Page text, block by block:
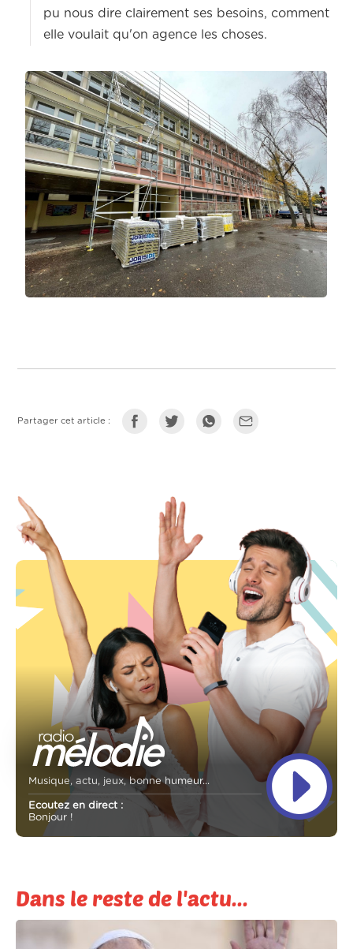
pu nous dire clairement ses besoins, comment
elle voulait qu'on agence les choses.
Partager cet article :
Musique, actu, jeux, bonne humeur...
Ecoutez en direct :
Bonjour !
Dans le reste de l'actu...